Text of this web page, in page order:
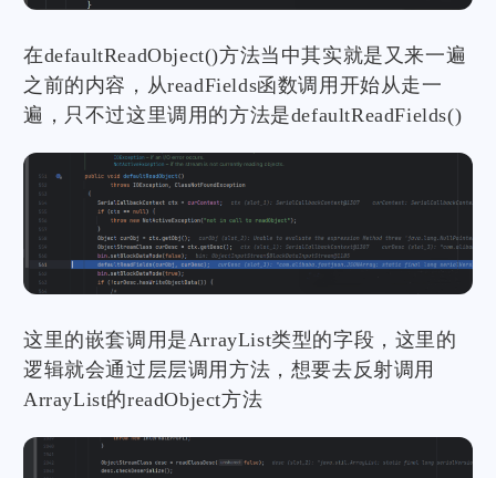
在defaultReadObject()方法当中其实就是又来一遍
之前的内容，从readFields函数调用开始从走一
遍，只不过这里调用的方法是defaultReadFields()
这里的嵌套调用是ArrayList类型的字段，这里的
逻辑就会通过层层调用方法，想要去反射调用
ArrayList的readObject方法